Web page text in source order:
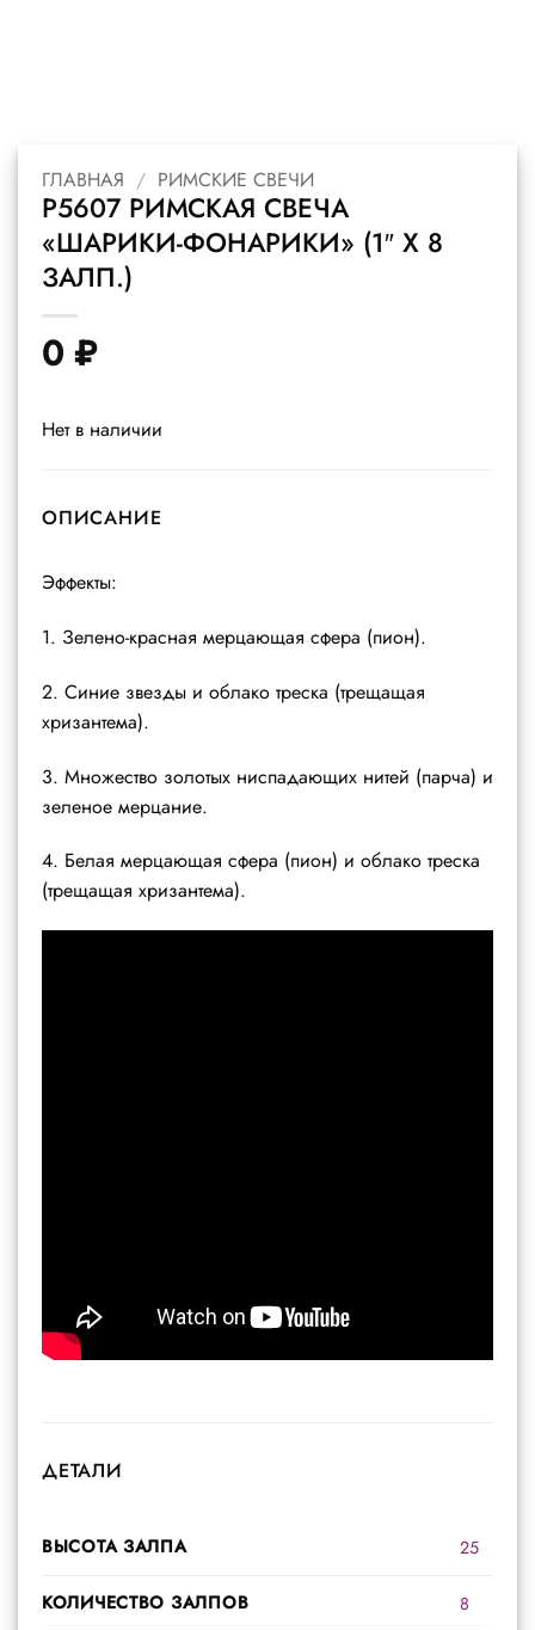
ГЛАВНАЯ / РИМСКИЕ СВЕЧИ
Р5607 РИМСКАЯ СВЕЧА
«ШАРИКИ-ФОНАРИКИ» (1″ Х 8
ЗАЛП.)
0 ₽
Нет в наличии
ОПИСАНИЕ
Эффекты:
1. Зелено-красная мерцающая сфера (пион).
2. Синие звезды и облако треска (трещащая
хризантема).
3. Множество золотых ниспадающих нитей (парча) и
зеленое мерцание.
4. Белая мерцающая сфера (пион) и облако треска
(трещащая хризантема).
ДЕТАЛИ
ВЫСОТА ЗАЛПА 25
КОЛИЧЕСТВО ЗАЛПОВ 8